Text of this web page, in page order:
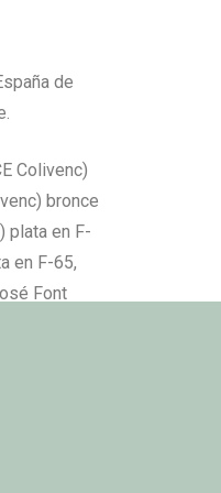
de
Colivenc)
bronce
plata en F-
en F-65,
Font